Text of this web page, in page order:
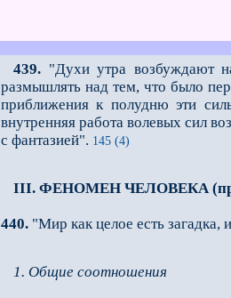
439. "Духи утра возбуждают
размышлять над тем, что было
приближения к полудню эти
внутренняя работа волевых сил
с фантазией". 145 (4)
III. ФЕНОМЕН ЧЕЛОВЕКА
440. "Мир как целое есть загадка,
1. Общие соотношения